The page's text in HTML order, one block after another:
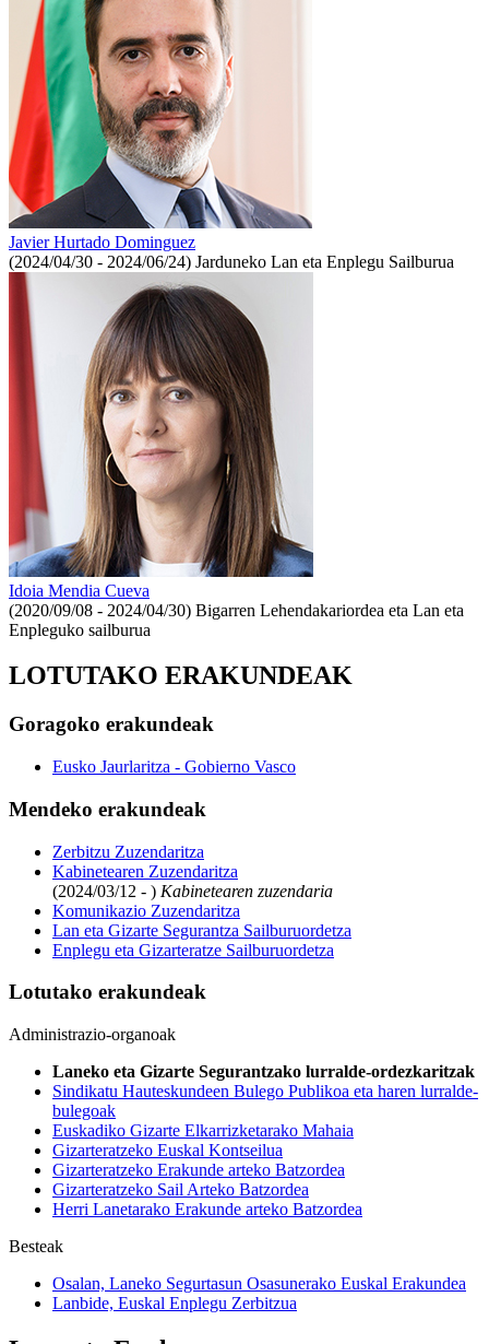
Javier Hurtado Dominguez
(2024/04/30 - 2024/06/24) Jarduneko Lan eta Enplegu Sailburua
Idoia Mendia Cueva
(2020/09/08 - 2024/04/30) Bigarren Lehendakariordea eta Lan eta
Enpleguko sailburua
LOTUTAKO ERAKUNDEAK
Goragoko erakundeak
Eusko Jaurlaritza - Gobierno Vasco
Mendeko erakundeak
Zerbitzu Zuzendaritza
Kabinetearen Zuzendaritza
(2024/03/12 - ) Kabinetearen zuzendaria
Komunikazio Zuzendaritza
Lan eta Gizarte Segurantza Sailburuordetza
Enplegu eta Gizarteratze Sailburuordetza
Lotutako erakundeak
Administrazio-organoak
Laneko eta Gizarte Segurantzako lurralde-ordezkaritzak
Sindikatu Hauteskundeen Bulego Publikoa eta haren lurralde-
bulegoak
Euskadiko Gizarte Elkarrizketarako Mahaia
Gizarteratzeko Euskal Kontseilua
Gizarteratzeko Erakunde arteko Batzordea
Gizarteratzeko Sail Arteko Batzordea
Herri Lanetarako Erakunde arteko Batzordea
Besteak
Osalan, Laneko Segurtasun Osasunerako Euskal Erakundea
Lanbide, Euskal Enplegu Zerbitzua